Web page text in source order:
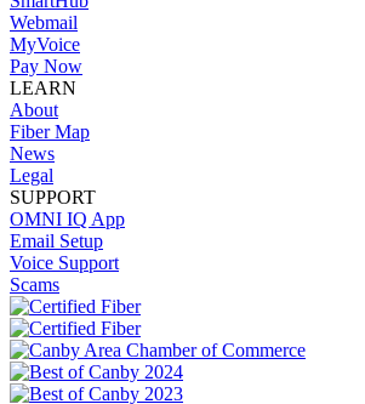
Webmail
MyVoice
Pay Now
LEARN
About
Fiber Map
News
Legal
SUPPORT
OMNI IQ App
Email Setup
Voice Support
Scams